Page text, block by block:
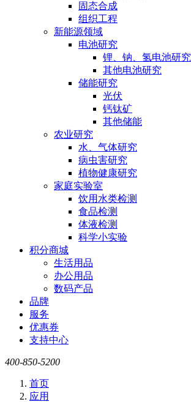
固态合成
组织工程
新能源领域
电池研究
锂、钠、氢电池研究
其他电池研究
储能研究
光伏
钙钛矿
其他储能
农业研究
水、气体研究
病虫害研究
植物健康研究
家庭实验室
饮用水类检测
食品检测
体液检测
科学小实验
积分商城
生活用品
办公用品
数码产品
品牌
服务
优惠券
支持中心
400-850-5200
首页
应用